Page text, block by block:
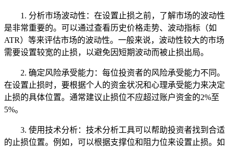
1. 分析市场波动性：在设置止损之前，了解市场的波动性
是非常重要的。可以通过查看历史价格走势、波动指标（如
ATR）等来评估市场的波动性。一般来说，波动性较大的市场
需要设置较宽的止损，以避免因短期波动而被止损出局。
2. 确定风险承受能力：每位投资者的风险承受能力不同。
在设置止损时，要根据个人的资金状况和心理承受能力来决定
止损的具体位置。通常建议止损位不应超过账户资金的2%至
5%。
3. 使用技术分析：技术分析工具可以帮助投资者找到合适
的止损位置。例如，可以根据支撑位和阻力位来设置止损。如